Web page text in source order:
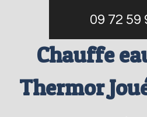
09 72 59
Chauffe
Thermor